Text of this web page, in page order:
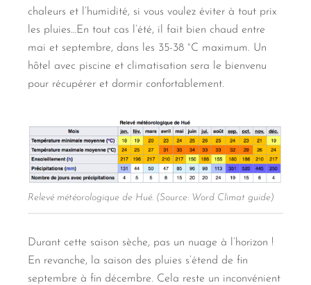
chaleurs et l’humidité, si vous voulez éviter à tout prix
les pluies…En tout cas l’été, il fait bien chaud entre
mai et septembre, dans les 35-38 °C maximum. Un
hôtel avec piscine et climatisation sera le bienvenu
pour récupérer et dormir confortablement.
Relevé météorologique de Hué. (Source: Word Climat guide)
Durant cette saison sèche, pas un nuage à l’horizon !
En revanche, la saison des pluies s’étend de fin
septembre à fin décembre. Cela reste un inconvénient